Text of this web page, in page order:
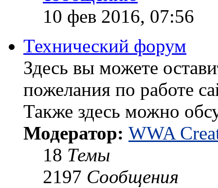
10 фев 2016, 07:56
Технический форум
Здесь вы можете
пожелания по работе
Также здесь можно
Модератор: WWA
18 Темы
2197 Сообщения